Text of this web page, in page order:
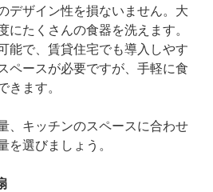
デザイン性を損ないません。大
にたくさんの食器を洗えます。
能で、賃貸住宅でも導入しやす
ペースが必要ですが、手軽に食
きます。
、キッチンのスペースに合わせ
を選びましょう。